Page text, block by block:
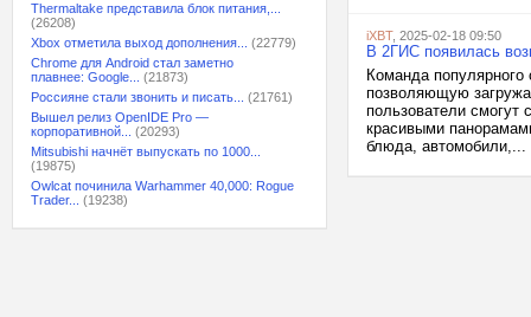
Thermaltake представила блок питания,...
(26208)
Xbox отметила выход дополнения...
(22779)
Chrome для Android стал заметно
плавнее: Google...
(21873)
Россияне стали звонить и писать...
(21761)
Вышел релиз OpenIDE Pro —
корпоративной...
(20293)
Mitsubishi начнёт выпускать по 1000...
(19875)
Owlcat починила Warhammer 40,000: Rogue
Trader...
(19238)
iXBT, 2025-02-18 09:50
В 2ГИС появилась
Команда
позволяющую
пользователи
красивыми
блюда, автомобили,...